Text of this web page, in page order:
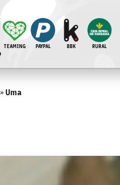
TEAMING PAYPAL BBK RURAL
» Uma